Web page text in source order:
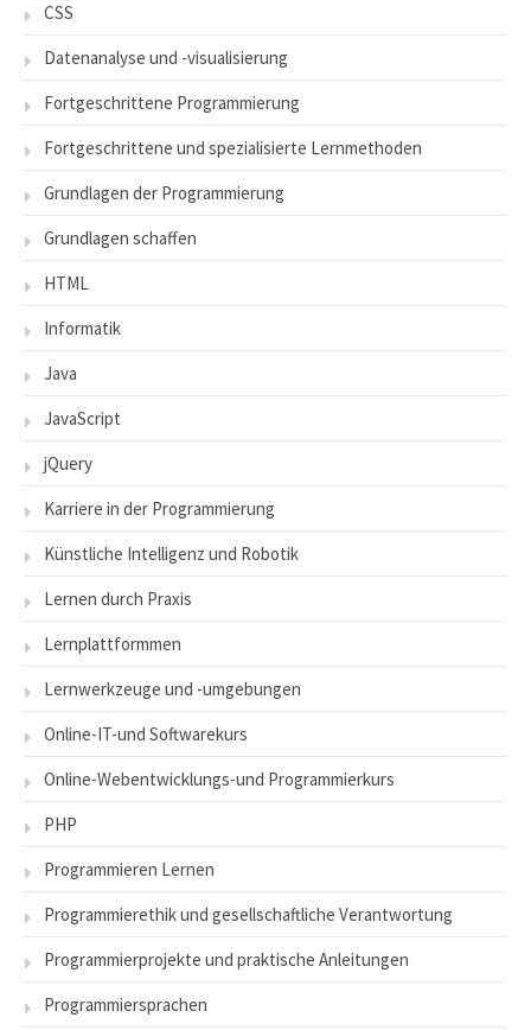
CSS
Datenanalyse und -visualisierung
Fortgeschrittene Programmierung
Fortgeschrittene und spezialisierte Lernmethoden
Grundlagen der Programmierung
Grundlagen schaffen
HTML
Informatik
Java
JavaScript
jQuery
Karriere in der Programmierung
Künstliche Intelligenz und Robotik
Lernen durch Praxis
Lernplattformmen
Lernwerkzeuge und -umgebungen
Online-IT-und Softwarekurs
Online-Webentwicklungs-und Programmierkurs
PHP
Programmieren Lernen
Programmierethik und gesellschaftliche Verantwortung
Programmierprojekte und praktische Anleitungen
Programmiersprachen